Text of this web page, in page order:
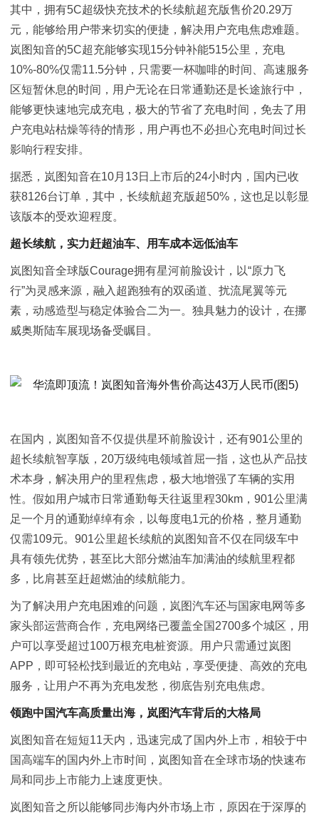
其中，拥有5C超级快充技术的长续航超充版售价20.29万
元，能够给用户带来切实的便捷，解决用户充电焦虑难题。
岚图知音的5C超充能够实现15分钟补能515公里，充电
10%-80%仅需11.5分钟，只需要一杯咖啡的时间、高速服务
区短暂休息的时间，用户无论在日常通勤还是长途旅行中，
能够更快速地完成充电，极大的节省了充电时间，免去了用
户充电站枯燥等待的情形，用户再也不必担心充电时间过长
影响行程安排。
据悉，岚图知音在10月13日上市后的24小时内，国内已收
获8126台订单，其中，长续航超充版超50%，这也足以彰显
该版本的受欢迎程度。
超长续航，实力赶超油车、用车成本远低油车
岚图知音全球版Courage拥有星河前脸设计，以“原力飞
行”为灵感来源，融入超跑独有的双函道、扰流尾翼等元
素，动感造型与稳定体验合二为一。独具魅力的设计，在挪
威奥斯陆车展现场备受瞩目。
在国内，岚图知音不仅提供星环前脸设计，还有901公里的
超长续航智享版，20万级纯电领域首屈一指，这也从产品技
术本身，解决用户的里程焦虑，极大地增强了车辆的实用
性。假如用户城市日常通勤每天往返里程30km，901公里满
足一个月的通勤绰绰有余，以每度电1元的价格，整月通勤
仅需109元。901公里超长续航的岚图知音不仅在同级车中
具有领先优势，甚至比大部分燃油车加满油的续航里程都
多，比肩甚至赶超燃油的续航能力。
为了解决用户充电困难的问题，岚图汽车还与国家电网等多
家头部运营商合作，充电网络已覆盖全国2700多个城区，用
户可以享受超过100万根充电桩资源。用户只需通过岚图
APP，即可轻松找到最近的充电站，享受便捷、高效的充电
服务，让用户不再为充电发愁，彻底告别充电焦虑。
领跑中国汽车高质量出海，岚图汽车背后的大格局
岚图知音在短短11天内，迅速完成了国内外上市，相较于中
国高端车的国内外上市时间，岚图知音在全球市场的快速布
局和同步上市能力上速度更快。
岚图知音之所以能够同步海内外市场上市，原因在于深厚的